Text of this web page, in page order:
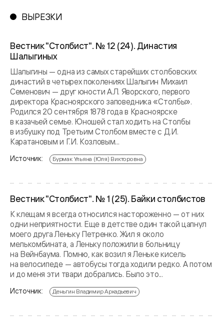
ВЫРЕЗКИ
Вестник "Столбист". № 12 (24). Династия
Шалыгиных
Шалыгины — одна из самых старейших столбовских
династий в четырех поколениях Шалыгин Михаил
Семенович — друг юности А.Л. Яворского, первого
директора Красноярского заповедника «Столбы».
Родился 20 сентября 1878 года в Красноярске
в казачьей семье. Юношей стал ходить на Столбы
в избушку под Третьим Столбом вместе с Д.И.
Каратановым и Г.И. Козловым...
Источник: Бурмак Ульяна (Юля) Викторовна
Вестник "Столбист". № 1 (25). Байки столбистов
К клещам я всегда относился настороженно — от них
одни неприятности. Еще в детстве один такой цапнул
моего друга Леньку Петренко. Жил я около
мелькомбината, а Леньку положили в больницу
на Вейнбаума. Помню, как возил я Леньке кисель
на велосипеде — автобусы тогда ходили редко. А потом
и до меня эти твари добрались. Было это...
Источник: Деньгин Владимир Аркадьевич